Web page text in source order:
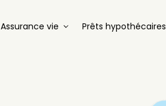
Assurance vie Prêts hypothécaires